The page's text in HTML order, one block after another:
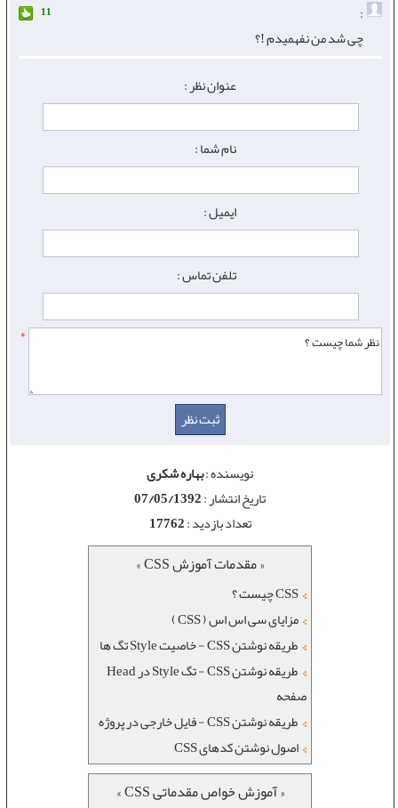
:
11
چی شد من نفهمیدم !؟
عنوان نظر :
نام شما :
ایمیل :
تلفن تماس :
*
نویسنده :بهاره شکری
تاریخ انتشار :07/05/1392
تعداد بازدید :17762
« مقدمات آموزش CSS »
CSS چیست ؟
مزایای سی اس اس ( CSS )
طریقه نوشتن CSS - خاصیت Style تگ ها
طریقه نوشتن CSS - تگ Style در Head
صفحه
طریقه نوشتن CSS - فایل خارجی در پروژه
اصول نوشتن کدهای CSS
« آموزش خواص مقدماتی CSS »